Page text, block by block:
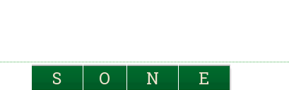
S O N E